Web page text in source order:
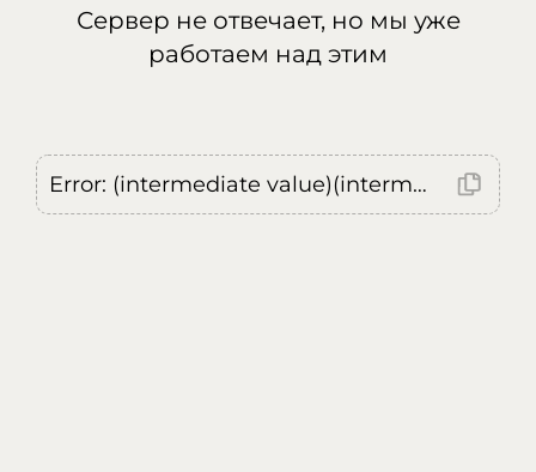
Сервер не отвечает, но мы уже
работаем над этим
Error: (intermediate value)(intermediate value)(intermediate value).replaceAll is not a function